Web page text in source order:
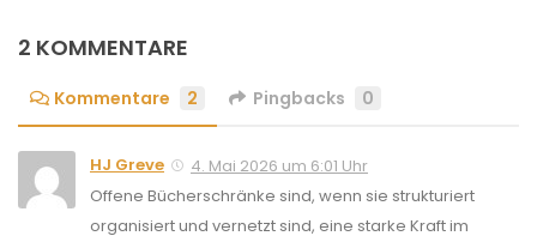
2 KOMMENTARE
Kommentare 2 Pingbacks 0
HJ Greve
4. Mai 2026 um 6:01 Uhr
Offene Bücherschränke sind, wenn sie strukturiert
organisiert und vernetzt sind, eine starke Kraft im